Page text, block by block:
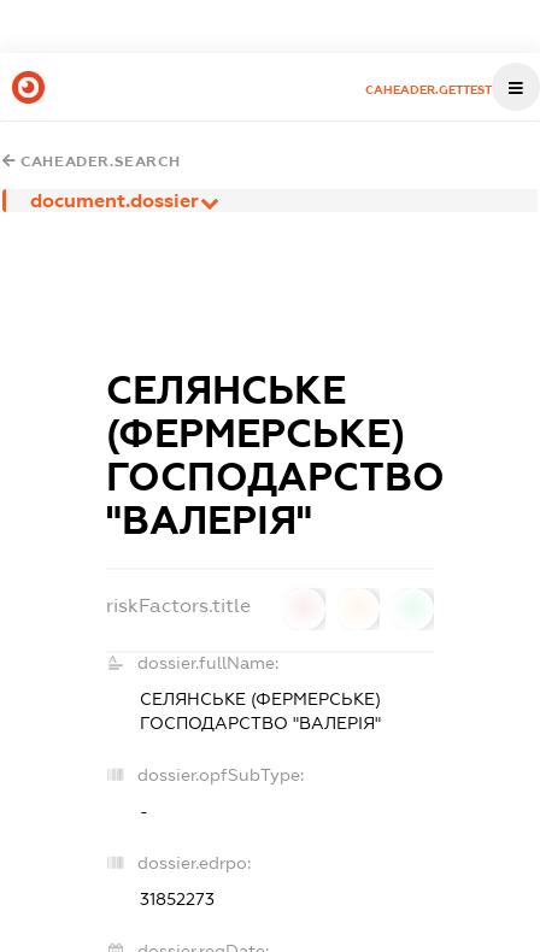
CAHEADER.GETTEST
CAHEADER.SEARCH
document.dossier
СЕЛЯНСЬКЕ
(ФЕРМЕРСЬКЕ)
ГОСПОДАРСТВО
"ВАЛЕРІЯ"
riskFactors.title
dossier.fullName:
СЕЛЯНСЬКЕ (ФЕРМЕРСЬКЕ)
ГОСПОДАРСТВО "ВАЛЕРІЯ"
dossier.opfSubType:
-
dossier.edrpo:
31852273